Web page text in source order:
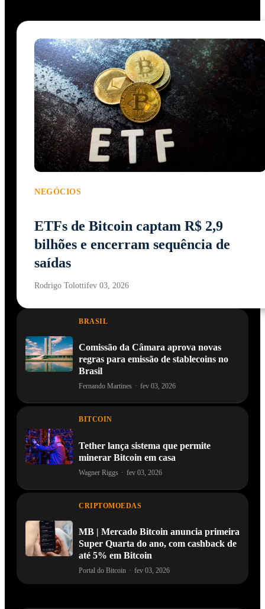
NEGÓCIOS
ETFs de Bitcoin captam R$ 2,9
bilhões e encerram sequência de
saídas
Rodrigo Tolottifev 03, 2026
BRASIL
Comissão da Câmara aprova novas
regras para emissão de stablecoins no
Brasil
Fernando Martines · fev 03, 2026
BITCOIN
Tether lança sistema que permite
minerar Bitcoin em casa
Wagner Riggs · fev 03, 2026
CRIPTOMOEDAS
MB | Mercado Bitcoin anuncia primeira
Super Quarta do ano, com cashback de
até 5% em Bitcoin
Portal do Bitcoin · fev 03, 2026